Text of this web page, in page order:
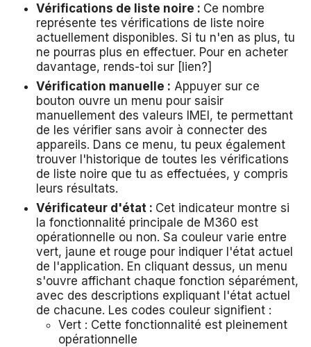
Vérifications de liste noire : Ce nombre
représente tes vérifications de liste noire
actuellement disponibles. Si tu n'en as plus, tu
ne pourras plus en effectuer. Pour en acheter
davantage, rends-toi sur [lien?]
Vérification manuelle : Appuyer sur ce
bouton ouvre un menu pour saisir
manuellement des valeurs IMEI, te permettant
de les vérifier sans avoir à connecter des
appareils. Dans ce menu, tu peux également
trouver l'historique de toutes les vérifications
de liste noire que tu as effectuées, y compris
leurs résultats.
Vérificateur d'état : Cet indicateur montre si
la fonctionnalité principale de M360 est
opérationnelle ou non. Sa couleur varie entre
vert, jaune et rouge pour indiquer l'état actuel
de l'application. En cliquant dessus, un menu
s'ouvre affichant chaque fonction séparément,
avec des descriptions expliquant l'état actuel
de chacune. Les codes couleur signifient :
Vert : Cette fonctionnalité est pleinement
opérationnelle